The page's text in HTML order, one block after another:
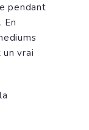
pendant
En
vrai